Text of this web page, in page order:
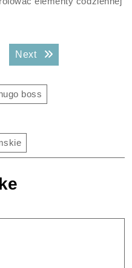
Next Next post:
boss